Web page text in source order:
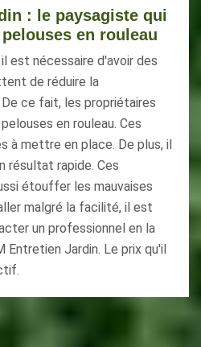
: le paysagiste qui
en rouleau
est nécessaire d'avoir des
de réduire la
ce fait, les propriétaires
en rouleau. Ces
à mettre en place. De plus, il
résultat rapide. Ces
étouffer les mauvaises
malgré la facilité, il est
un professionnel en la
Entretien Jardin. Le prix qu'il